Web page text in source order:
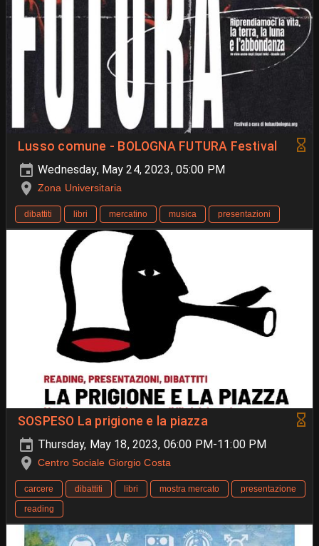
Lusso comune - BOLOGNA FUTURA Festival
Wednesday, May 24, 2023, 05:00 PM
Zona Universitaria
dibattiti libri mercatino musica presentazioni
SOSPESO La prigione e la piazza
Thursday, May 18, 2023, 06:00 PM-11:00 PM
Centro Sociale Giorgio Costa
carcere dibattiti libri mostra mercato
presentazione
reading